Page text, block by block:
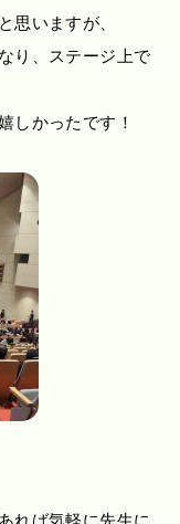
思いますが、
り、ステージ上で
しかったです！
れば気軽に先生に